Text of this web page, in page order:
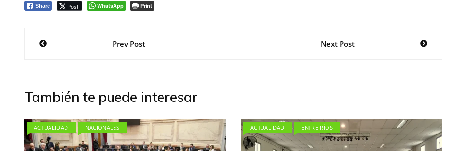
Share Post WhatsApp Print
NavegaciónPrev Post Next Post
También te puede interesar
ACTUALIDAD NACIONALES ACTUALIDAD ENTRE RÍOS